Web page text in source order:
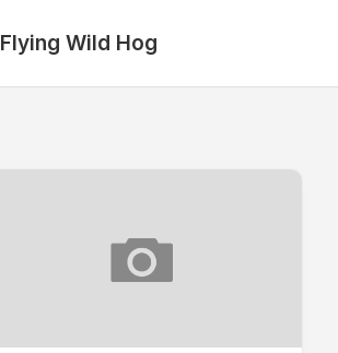
Flying Wild Hog